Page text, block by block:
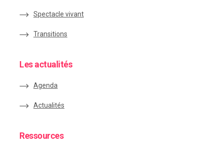
Spectacle vivant
Transitions
Les actualités
Agenda
Actualités
Ressources